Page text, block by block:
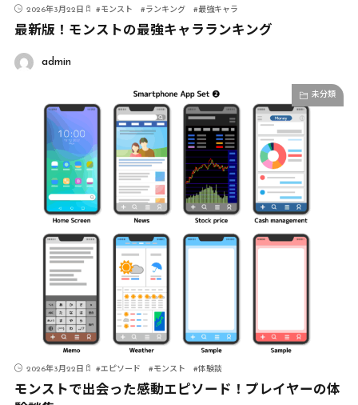
2026年3月22日 #モンスト #ランキング #最強キャラ
最新版！モンストの最強キャラランキング
admin
未分類
2026年3月22日 #エピソード #モンスト #体験談
モンストで出会った感動エピソード！プレイヤーの体